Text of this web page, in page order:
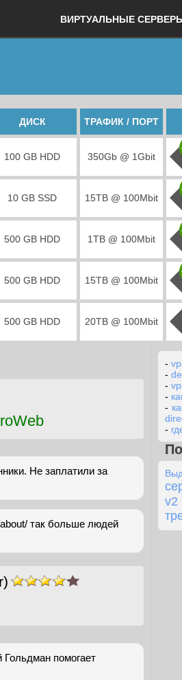
ВИРТУАЛЬНЫЕ
ДИСК ТРАФИК / ПОРТ
100 GB HDD 350Gb @ 1Gbit
10 GB SSD 15TB @ 100Mbit
500 GB HDD 1TB @ 100Mbit
500 GB HDD 15TB @ 100Mbit
500 GB HDD 20TB @ 100Mbit
Не заплатили за
так больше людей
Гольдман помогает
-
-
-
-
-
-
v2